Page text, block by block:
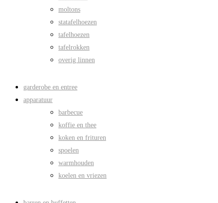
moltons
statafelhoezen
tafelhoezen
tafelrokken
overig linnen
garderobe en entree
apparatuur
barbecue
koffie en thee
koken en frituren
spoelen
warmhouden
koelen en vriezen